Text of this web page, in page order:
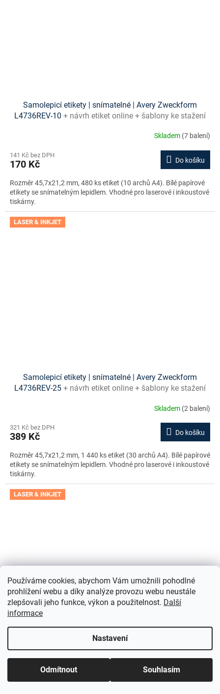
Používáme cookies, abychom Vám umožnili pohodlné
prohlížení webu a díky analýze provozu webu neustále
zlepšovali jeho funkce, výkon a použitelnost. Další
informace
Nastavení
Odmítnout Souhlasím
Samolepicí etikety | snímatelné | Avery Zweckform
L4736REV-10 + návrh etiket online + šablony ke stažení
Skladem (7 balení)
141 Kč bez DPH
170 Kč Do košíku
Rozměr 45,7x21,2 mm, 480 ks etiket (10 archů A4). Bílé papírové
etikety se snímatelným lepidlem. Vhodné pro laserové i inkoustové
tiskárny.
LASER & INKJET
Samolepicí etikety | snímatelné | Avery Zweckform
L4736REV-25 + návrh etiket online + šablony ke stažení
Skladem (2 balení)
321 Kč bez DPH
389 Kč Do košíku
Rozměr 45,7x21,2 mm, 1 440 ks etiket (30 archů A4). Bílé papírové
etikety se snímatelným lepidlem. Vhodné pro laserové i inkoustové
tiskárny.
LASER & INKJET
Samolepicí etikety | snímatelné | Avery Zweckform
L4736REV-65+ návrh etiket online + šablony ke stažení
Do týdne